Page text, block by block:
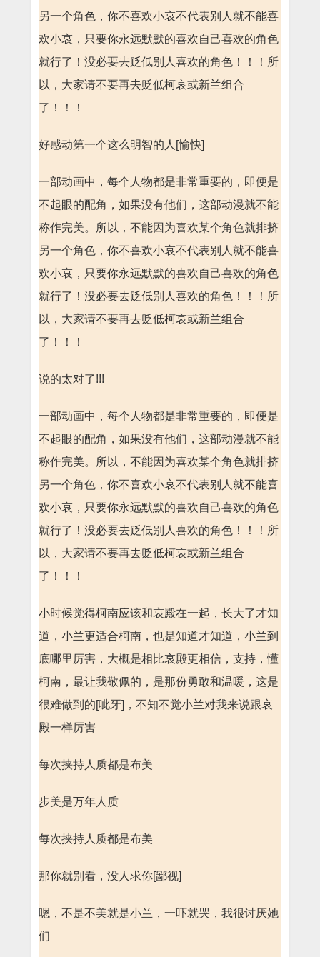
另一个角色，你不喜欢小哀不代表别人就不能喜
欢小哀，只要你永远默默的喜欢自己喜欢的角色
就行了！没必要去贬低别人喜欢的角色！！！所
以，大家请不要再去贬低柯哀或新兰组合
了！！！
好感动第一个这么明智的人[愉快]
一部动画中，每个人物都是非常重要的，即便是
不起眼的配角，如果没有他们，这部动漫就不能
称作完美。所以，不能因为喜欢某个角色就排挤
另一个角色，你不喜欢小哀不代表别人就不能喜
欢小哀，只要你永远默默的喜欢自己喜欢的角色
就行了！没必要去贬低别人喜欢的角色！！！所
以，大家请不要再去贬低柯哀或新兰组合
了！！！
说的太对了!!!
一部动画中，每个人物都是非常重要的，即便是
不起眼的配角，如果没有他们，这部动漫就不能
称作完美。所以，不能因为喜欢某个角色就排挤
另一个角色，你不喜欢小哀不代表别人就不能喜
欢小哀，只要你永远默默的喜欢自己喜欢的角色
就行了！没必要去贬低别人喜欢的角色！！！所
以，大家请不要再去贬低柯哀或新兰组合
了！！！
小时候觉得柯南应该和哀殿在一起，长大了才知
道，小兰更适合柯南，也是知道才知道，小兰到
底哪里厉害，大概是相比哀殿更相信，支持，懂
柯南，最让我敬佩的，是那份勇敢和温暖，这是
很难做到的[呲牙]，不知不觉小兰对我来说跟哀
殿一样厉害
每次挟持人质都是布美
步美是万年人质
每次挟持人质都是布美
那你就别看，没人求你[鄙视]
嗯，不是不美就是小兰，一吓就哭，我很讨厌她
们